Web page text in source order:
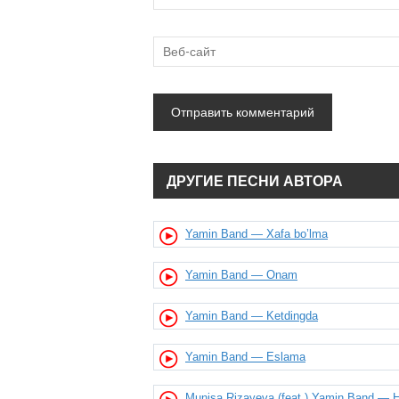
ДРУГИЕ ПЕСНИ АВТОРА
Yamin Band — Xafa bo’lma
Yamin Band — Onam
Yamin Band — Ketdingda
Yamin Band — Eslama